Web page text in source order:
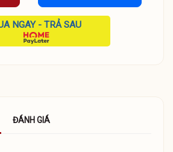
NGAY - TRẢ SAU
ĐÁNH GIÁ